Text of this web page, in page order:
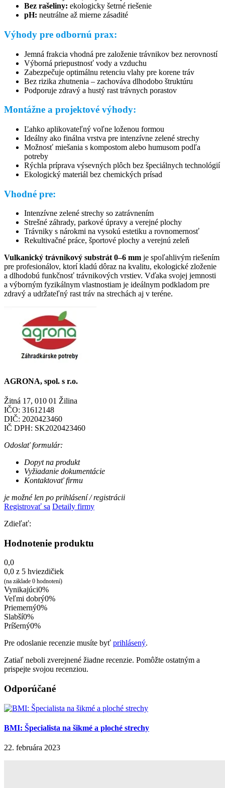
Bez rašeliny: ekologicky šetrné riešenie
pH: neutrálne až mierne zásadité
Výhody pre odbornú prax:
Jemná frakcia vhodná pre založenie trávnikov bez nerovností
Výborná priepustnosť vody a vzduchu
Zabezpečuje optimálnu retenciu vlahy pre korene tráv
Bez rizika zhutnenia – zachováva dlhodobo štruktúru
Podporuje zdravý a hustý rast trávnych porastov
Montážne a projektové výhody:
Ľahko aplikovateľný voľne loženou formou
Ideálny ako finálna vrstva pre intenzívne zelené strechy
Možnosť miešania s kompostom alebo humusom podľa
potreby
Rýchla príprava výsevných plôch bez špeciálnych technológií
Ekologický materiál bez chemických prísad
Vhodné pre:
Intenzívne zelené strechy so zatrávnením
Strešné záhrady, parkové úpravy a verejné plochy
Trávniky s nárokmi na vysokú estetiku a rovnomernosť
Rekultivačné práce, športové plochy a verejnú zeleň
Vulkanický trávnikový substrát 0–6 mm je spoľahlivým riešením
pre profesionálov, ktorí kladú dôraz na kvalitu, ekologické zloženie
a dlhodobú funkčnosť trávnikových vrstiev. Vďaka svojej jemnosti
a výborným fyzikálnym vlastnostiam je ideálnym podkladom pre
zdravý a udržateľný rast tráv na strechách aj v teréne.
AGRONA, spol. s r.o.
Žitná 17, 010 01 Žilina
IČO: 31612148
DIČ: 2020423460
IČ DPH: SK2020423460
Odoslať formulár:
Dopyt na produkt
Vyžiadanie dokumentácie
Kontaktovať firmu
je možné len po prihlásení / registrácii
Registrovať sa Detaily firmy
Zdieľať:
Hodnotenie produktu
0,0
0,0 z 5 hviezdičiek
(na základe 0 hodnotení)
Vynikajúci0%
Veľmi dobrý0%
Priemerný0%
Slabší0%
Príšerný0%
Pre odoslanie recenzie musíte byť prihlásený.
Zatiaľ neboli zverejnené žiadne recenzie. Pomôžte ostatným a
prispejte svojou recenziou.
Odporúčané
BMI: Špecialista na šikmé a ploché strechy
22. februára 2023